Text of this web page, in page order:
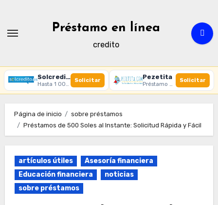
contenido
Préstamo en línea
credito
Solcredito
Hasta 1 000 € · 30 días · 100% online
Solicitar Pezetita
Préstamo online · Aprobación rápida
Solicitar
Página de inicio
sobre préstamos
Préstamos de 500 Soles al Instante: Solicitud Rápida y Fácil
artículos útiles
Asesoría financiera
Educación financiera
noticias
sobre préstamos